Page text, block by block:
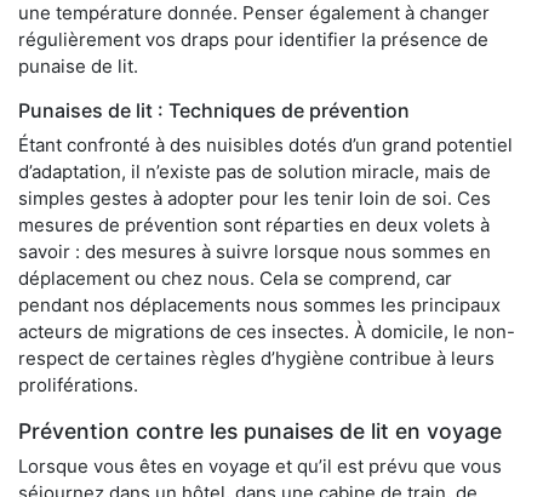
une température donnée. Penser également à changer
régulièrement vos draps pour identifier la présence de
punaise de lit.
Punaises de lit : Techniques de prévention
Étant confronté à des nuisibles dotés d’un grand potentiel
d’adaptation, il n’existe pas de solution miracle, mais de
simples gestes à adopter pour les tenir loin de soi. Ces
mesures de prévention sont réparties en deux volets à
savoir : des mesures à suivre lorsque nous sommes en
déplacement ou chez nous. Cela se comprend, car
pendant nos déplacements nous sommes les principaux
acteurs de migrations de ces insectes. À domicile, le non-
respect de certaines règles d’hygiène contribue à leurs
proliférations.
Prévention contre les punaises de lit en voyage
Lorsque vous êtes en voyage et qu’il est prévu que vous